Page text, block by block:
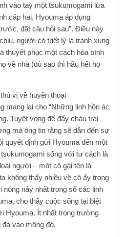
vào tay một tsukumogami lừa
cấp hai, Hyouma áp dụng
đặt câu hỏi sau”. Điều này
người có triết lý là tránh xung
thuyết phục một cách hòa bình
về nhà (dù sao thì hầu hết họ
vị về huyền thoại
mang lại cho “Những linh hồn ác
Tuyệt vọng để đẩy cháu trai
mà ông tin rằng sẽ dẫn đến sự
quyết định gửi Hyouma đến một
sống với tư cách là
người – một cô gái tên là
không thấy nhiều về cô ấy trong
nảy nhất trong số các linh
cho thấy cuộc sống tại biệt
Hyouma. Ít nhất trong trường
vào mông đó.